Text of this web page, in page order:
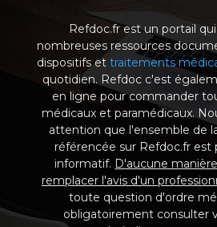
Refdoc.fr est un portail
nombreuses ressources
dispositifs ettraitements
quotidien. Refdoc c'est
en ligne pour commander
médicaux et paramédicaux.
attention que l'ensemble de
référencée sur Refdoc.fr est
informatif. D'aucune
remplacer l'avis d'un
toute question d'ordre
obligatoirement consulter